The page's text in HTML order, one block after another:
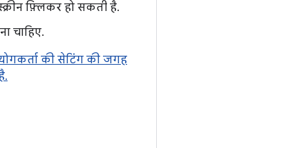
फ़्लिकर हो सकती है.
चाहिए.
की सेटिंग की जगह